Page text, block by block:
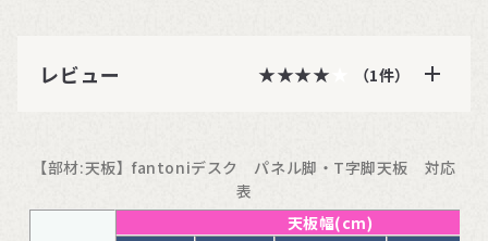
レビュー ★★★★★
★★★★ （1件）
【部材:天板】fantoniデスク パネル脚・T字脚天板 対応
表
天板幅(cm)